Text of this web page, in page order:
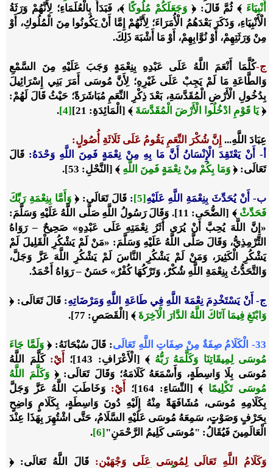
أَنْبِيَاءَ ﴾ ثُمَّ قَالَ: ﴿ وَجَعَلَكُمْ مُلُوكًا ﴾، فَبَدَأَ بِالْعُلَمَاءِ؛ لِأَنَّهُمْ وَرَثَةُ
الْأَنْبِيَاءِ، وَذَكَرَ بَعْدَهُمُ الْأُمَرَاءَ؛ لِأَنَّهُمْ إِمَّا أَنْ يَكُونُوا مِنَ الْمُلُوكِ، أَوْ
مِنْ وَرَثَتِهِمْ، أَوْ نُوَّابِهِمْ، أَوْ مَا أَشْبَهَ ذَلِكَ.
ج-كُلَّمَا أَنْعَمَ اللَّهُ عَلَى عَبْدِهِ بِنِعْمَةٍ وَجَبَ عَلَيْهِ مِنَ السَّمْعِ
وَالطَّاعَةِ مَا لَمْ يَجِبْ عَلَى غَيْرِهِ؛ لِأَنَّ مُوسَى أَمَرَ بَنِي إِسْرَائِيلَ
بِدُخُولِ الْأَرْضِ الْمُقَدَّسَةِ، بَعْدَ ذِكْرِ النِّعَمِ مُبَاشَرَةً؛ حَيْثُ قَالَ لَهُمْ:
﴿يَا قَوْمِ ادْخُلُوا الْأَرْضَ الْمُقَدَّسَةَ ﴾ [الْمَائِدَةِ: 21] [4]
.
عِبَادَ اللَّهِ... إِنَّ شُكْرَ النِّعَمِ يَقُومُ عَلَى ثَلَاثَةِ أُصُولٍ:
أ- أَنْ يَعْتَقِدَ الْإِنْسَانُ أَنَّ مَا بِهِ مِنْ نِعْمَةٍ فَمِنَ اللَّهِ وَحْدَهُ: قَالَ
تَعَالَى: ﴿ وَمَا بِكُمْ مِنْ نِعْمَةٍ فَمِنَ اللَّهِ ﴾ [النَّحْلِ: 53].
ب- أَنْ يُحَدِّثَ بِنِعْمَةِ اللَّهِ عَلَيْهِ[5]
: قَالَ تَعَالَى: ﴿وَأَمَّا بِنِعْمَةِ رَبِّكَ
فَحَدِّثْ
﴾ [الضُّحَى: 11]. وَقَالَ رَسُولُ اللَّهِ صَلَّى اللَّهُ عَلَيْهِ وَسَلَّمَ:
«إِنَّ اللَّهَ يُحِبَّ أَنْ يُرَى أَثَرُ نِعْمَتِهِ عَلَى عَبْدِهِ» صَحِيحٌ – رَوَاهُ
التِّرْمِذِيُّ، وَقَالَ صَلَّى اللَّهُ عَلَيْهِ وَسَلَّمَ: «مَنْ لَمْ يَشْكُرِ الْقَلِيلَ لَمْ
يَشْكُرِ الْكَثِيرَ، وَمَنْ لَمْ يَشْكُرِ النَّاسَ لَمْ يَشْكُرِ اللَّهَ عَزَّ وَجَلَّ،
وَالتَّحَدُّثُ بِنِعْمَةِ اللَّهِ شُكْرٌ، وَتَرْكُهَا كُفْرٌ » حَسَنٌ – رَوَاهُ أَحْمَدُ.
ج- أَنْ يَسْتَخْدِمَ نِعْمَةَ اللَّهِ فِي طَاعَةِ اللَّهِ وَمَرْضَاتِهِ: قَالَ تَعَالَى: ﴿
وَابْتَغِ فِيمَا آتَاكَ اللَّهُ الدَّارَ الْآخِرَةَ ﴾ [الْقَصَصِ: 77].
33- الْكَلَامُ صِفَةٌ مِنْ صِفَاتِ اللَّهِ تَعَالَى : قَالَ سُبْحَانَهُ: ﴿ وَلَمَّا جَاءَ
مُوسَى لِمِيقَاتِنَا وَكَلَّمَهُ رَبُّهُ ﴾ [الْأَعْرَافِ: 143]؛ أَيْ: كَلَّمَ اللَّهُ
مُوسَى بِلَا وَاسِطَةٍ، وَأَسْمَعَهُ كَلَامَهُ؛ وَقَالَ تَعَالَى: ﴿ وَكَلَّمَ اللَّهُ
مُوسَى تَكْلِيمًا ﴾ [النِّسَاءِ: 164]؛ أَيْ: وَخَاطَبَ اللَّهُ عَزَّ وَجَلَّ
بِكَلَامِهِ مُوسَى، مُشَافَهَةً مِنْهُ إِلَيْهِ دُونَ وَاسِطَةٍ، بِكَلَامٍ وَاضِحٍ
بِحَرْفٍ وَصَوْتٍ، سَمِعَهُ مُوسَى عَلَيْهِ السَّلَامُ، حَتَّى اشْتُهِرَ بِهَذَا عِنْدَ
الْعَالَمِينَ فَيُقَالُ: "مُوسَى كَلِيمُ الرَّحْمَنِ"[6]
.
وَكَلَامُ اللَّهِ تَعَالَى لِمُوسَى عَلَى وَجْهَيْنِ: قَالَ اللَّهُ تَعَالَى: ﴿